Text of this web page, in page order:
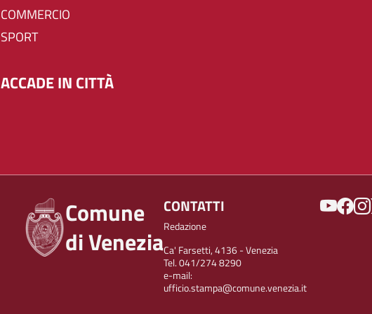
COMMERCIO
SPORT
ACCADE IN CITTÀ
Comune
di Venezia
CONTATTI
Redazione
Ca' Farsetti, 4136 - Venezia
Tel. 041/274 8290
e-mail:
ufficio.stampa@comune.venezia.it